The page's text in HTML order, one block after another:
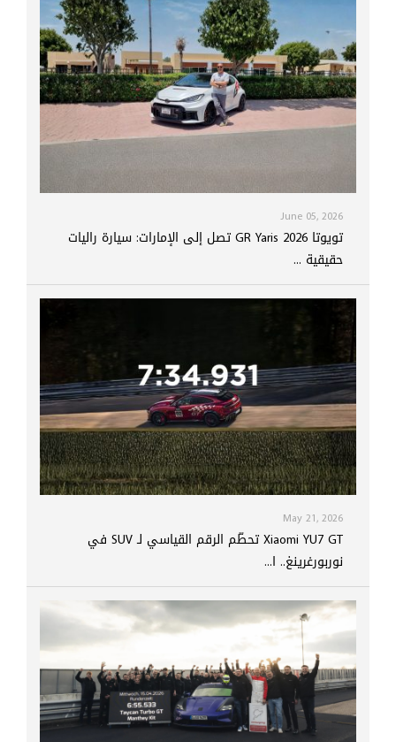
June 05, 2026
تويوتا GR Yaris 2026 تصل إلى الإمارات: سيارة راليات
حقيقية ...
May 21, 2026
Xiaomi YU7 GT تحطّم الرقم القياسي لـ SUV في
نوربورغرينغ.. ا...